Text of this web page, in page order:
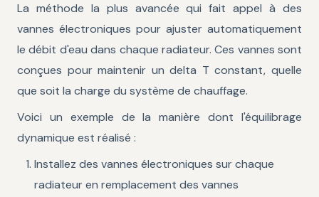
La méthode la plus avancée qui fait appel à des
vannes électroniques pour ajuster automatiquement
le débit d'eau dans chaque radiateur. Ces vannes sont
conçues pour maintenir un delta T constant, quelle
que soit la charge du système de chauffage.
Voici un exemple de la manière dont l'équilibrage
dynamique est réalisé :
Installez des vannes électroniques sur chaque
radiateur en remplacement des vannes